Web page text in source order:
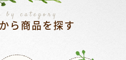
by category
ら商品を探す